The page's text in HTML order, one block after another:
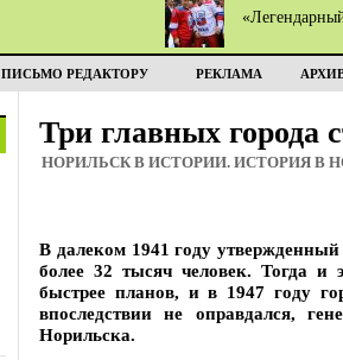
ПИСЬМО РЕДАКТОРУ РЕКЛАМА
Три главных города
НОРИЛЬСК В ИСТОРИИ. ИСТОРИЯ В
В далеком 1941 году
более 32 тысяч человек. Тогда и
быстрее планов, и в 1947 году
впоследствии не оправдался,
Норильска.